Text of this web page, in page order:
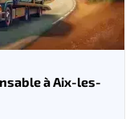
à Aix-les-